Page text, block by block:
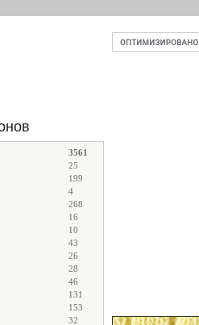
3561
25
199
4
268
16
10
43
26
28
46
131
153
32